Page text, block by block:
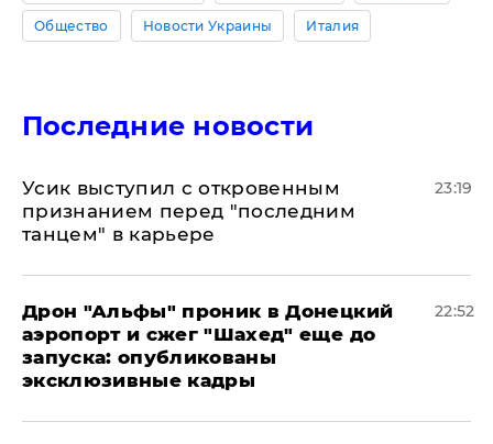
Общество Новости Украины Италия
Последние новости
Усик выступил с откровенным
признанием перед "последним
танцем" в карьере
23:19
Дрон "Альфы" проник в Донецкий
аэропорт и сжег "Шахед" еще до
запуска: опубликованы
эксклюзивные кадры
22:52